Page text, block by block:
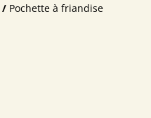
/ Pochette à friandise